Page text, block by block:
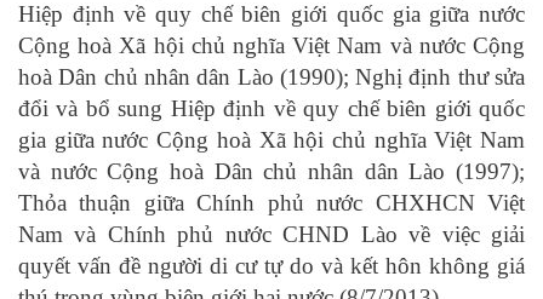
Hiệp định về quy chế biên giới quốc gia giữa nước
Cộng hoà Xã hội chủ nghĩa Việt Nam và nước Cộng
hoà Dân chủ nhân dân Lào (1990); Nghị định thư sửa
đổi và bổ sung Hiệp định về quy chế biên giới quốc
gia giữa nước Cộng hoà Xã hội chủ nghĩa Việt Nam
và nước Cộng hoà Dân chủ nhân dân Lào (1997);
Thỏa thuận giữa Chính phủ nước CHXHCN Việt
Nam và Chính phủ nước CHND Lào về việc giải
quyết vấn đề người di cư tự do và kết hôn không giá